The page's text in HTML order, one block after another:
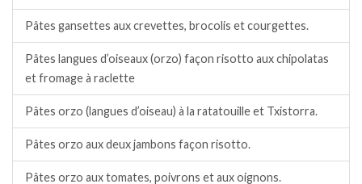
Pâtes gansettes aux crevettes, brocolis et courgettes.
Pâtes langues d’oiseaux (orzo) façon risotto aux chipolatas
et fromage à raclette
Pâtes orzo (langues d’oiseau) à la ratatouille et Txistorra.
Pâtes orzo aux deux jambons façon risotto.
Pâtes orzo aux tomates, poivrons et aux oignons.